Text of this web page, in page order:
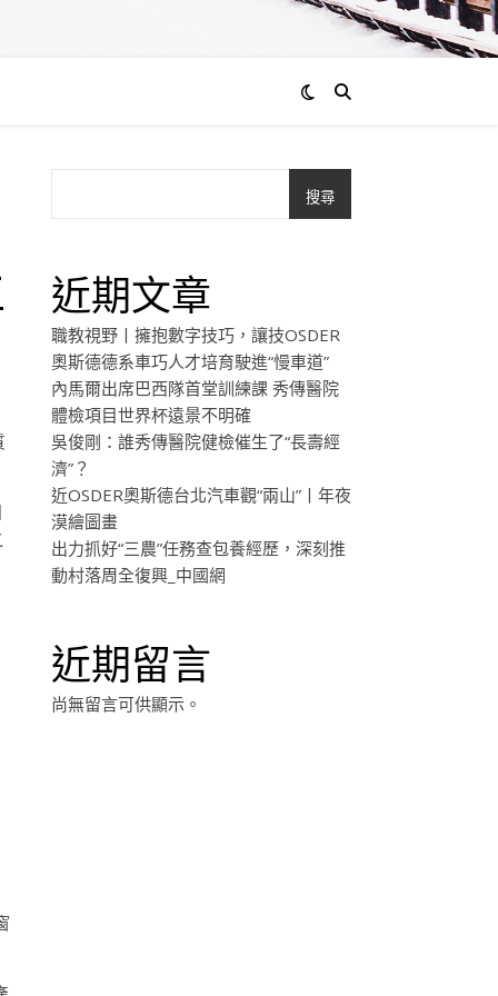
搜尋
近期文章
職教視野丨擁抱數字技巧，讓技OSDER
奧斯德德系車巧人才培育駛進“慢車道”
內馬爾出席巴西隊首堂訓練課 秀傳醫院
體檢項目世界杯遠景不明確
吳俊剛：誰秀傳醫院健檢催生了“長壽經
濟”？
近OSDER奧斯德台北汽車觀“兩山”丨年夜
漠繪圖畫
出力抓好“三農”任務查包養經歷，深刻推
動村落周全復興_中國網
近期留言
尚無留言可供顯示。